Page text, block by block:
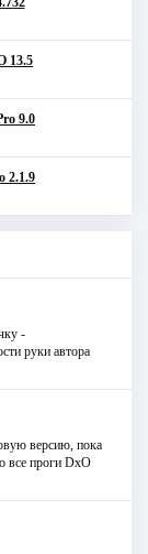
13.5
9.0
2.1.9
-
руки автора
версию, пока
все проги DxO